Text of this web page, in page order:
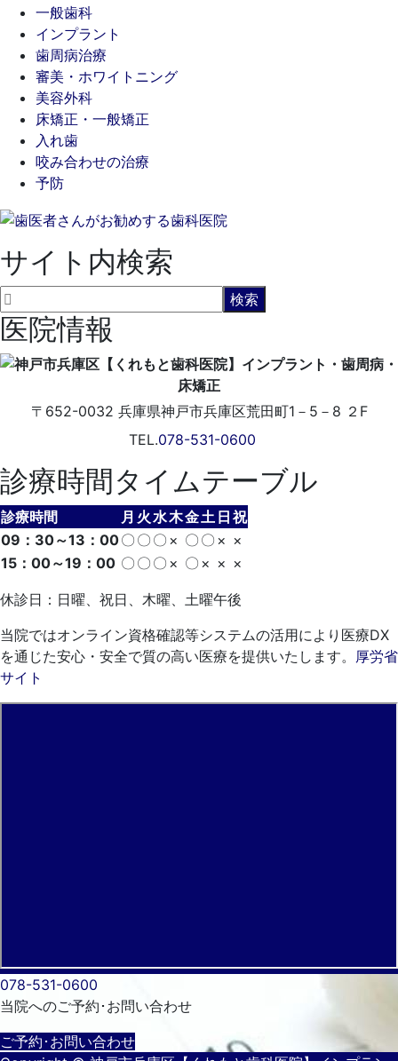
一般歯科
インプラント
歯周病治療
審美・ホワイトニング
美容外科
床矯正・一般矯正
入れ歯
咬み合わせの治療
予防
サイト内検索
医院情報
〒652-0032 兵庫県神戸市兵庫区荒田町1－5－8 ２F
TEL.078-531-0600
診療時間タイムテーブル
診療時間 月 火 水木金土 日 祝
09：30～13：00〇 〇 〇 × 〇 〇 × ×
15：00～19：00 〇 〇 〇 × 〇 × × ×
休診日：日曜、祝日、木曜、土曜午後
当院ではオンライン資格確認等システムの活用により医療DX
を通じた安心・安全で質の高い医療を提供いたします。 厚労省
サイト
078-531-0600
当院へのご予約･ お問い合わせ
ご予約･お問い合わせ